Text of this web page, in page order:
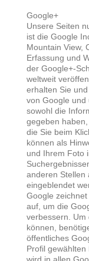
Google+
Unsere Seiten
ist die Google
Mountain View,
Erfassung und
der Google+-
weltweit
erhalten Sie
von Google und
sowohl die
gegeben
die Sie beim
können als
und Ihrem Foto
anderen Stellen
eingeblendet
Google
auf, um die
verbessern. Um
können,
öffentliches
Profil